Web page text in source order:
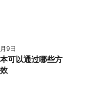
9日
可以通过哪些方